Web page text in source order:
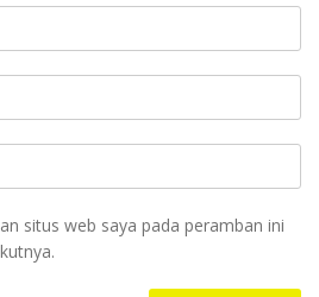
situs web saya pada peramban ini